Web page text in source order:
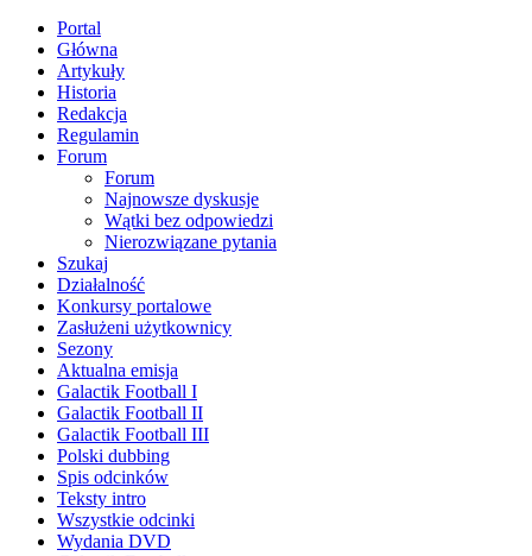
Portal
Główna
Artykuły
Historia
Redakcja
Regulamin
Forum
Forum
Najnowsze dyskusje
Wątki bez odpowiedzi
Nierozwiązane pytania
Szukaj
Działalność
Konkursy portalowe
Zasłużeni użytkownicy
Sezony
Aktualna emisja
Galactik Football I
Galactik Football II
Galactik Football III
Polski dubbing
Spis odcinków
Teksty intro
Wszystkie odcinki
Wydania DVD